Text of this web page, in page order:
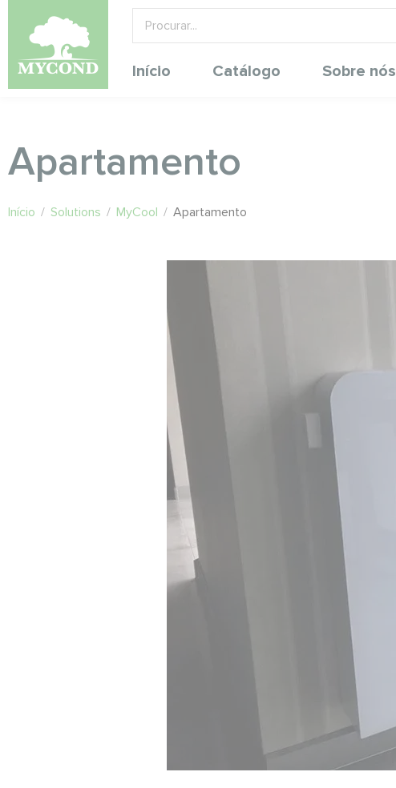
Início Catálogo Sobre nós
Apartamento
Início / Solutions / MyCool / Apartamento